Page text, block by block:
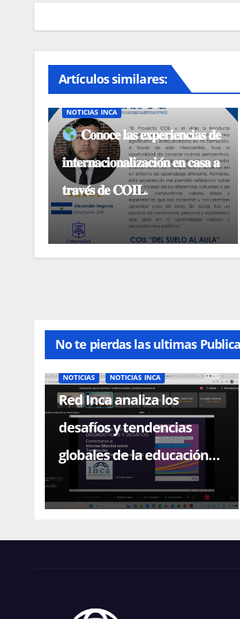
Artículos similares:
NOTICIAS
NOTICIAS INCA
𝐂𝐨𝐧𝐨𝐜𝐞 𝐥𝐚𝐬 𝐞𝐱𝐩𝐞𝐫𝐢𝐞𝐧𝐜𝐢𝐚𝐬 𝐝𝐞
𝐢𝐧𝐭𝐞𝐫𝐧𝐚𝐜𝐢𝐨𝐧𝐚𝐥𝐢𝐳𝐚𝐜𝐢𝐨́𝐧 𝐞𝐧 𝐜𝐚𝐬𝐚 𝐚
𝐭𝐫𝐚𝐯𝐞́𝐬 𝐝𝐞 𝐂𝐎𝐈𝐋.
No te pierdas las ultimas
NOTICIAS NOTICIAS INCA
Red Inca analiza los
desafíos y tendencias
globales de la educación
superior en conferencia
magistral con el Dr. Paulo
Falcón